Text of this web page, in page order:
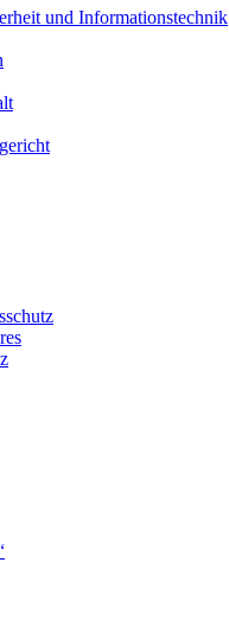
und Informationstechnik